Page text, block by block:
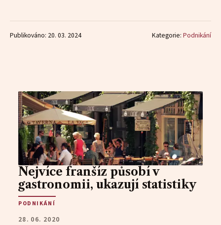
Publikováno: 20. 03. 2024 Kategorie: Podnikání
Nejvíce franšíz působí v
gastronomii, ukazují statistiky
PODNIKÁNÍ
28. 06. 2020